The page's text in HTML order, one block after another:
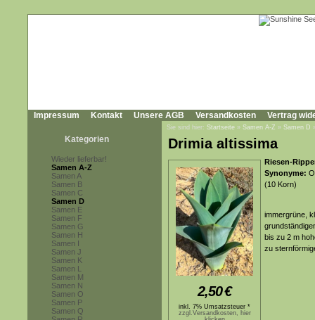
Impressum Kontakt Unsere AGB Versandkosten Vertrag
Kategorien
Wieder lieferbar!
Samen A-Z
Samen A
Samen B
Samen C
Samen D
Samen E
Samen F
Samen G
Samen H
Samen I
Samen J
Samen K
Samen L
Samen M
Samen N
Samen O
Samen P
Samen Q
Sie sind hier: Startseite » Samen A-Z » Samen D
Drimia altissima
2,50€
inkl. 7% Umsatzsteuer *
zzgl.Versandkosten, hier
Riesen-
Synonyme:
(10 Korn)
immergrüne,
bis zu 2 m
zu